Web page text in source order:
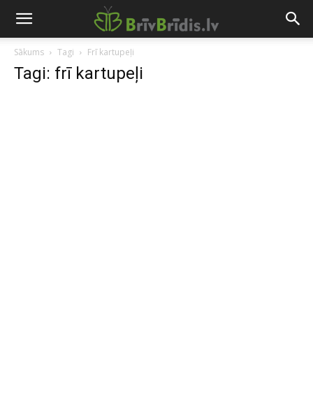
Sākums Tagi Frī kartupeļi
Tagi: frī kartupeļi